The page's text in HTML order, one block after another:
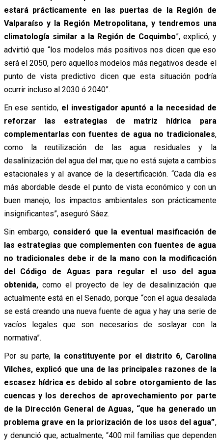
estará prácticamente en las puertas de la Región de
Valparaíso y la Región Metropolitana, y tendremos una
climatología similar a la Región de Coquimbo”, explicó, y
advirtió que “los modelos más positivos nos dicen que eso
será el 2050, pero aquellos modelos más negativos desde el
punto de vista predictivo dicen que esta situación podría
ocurrir incluso al 2030 ó 2040”.
En ese sentido, el investigador apuntó a la necesidad de
reforzar las estrategias de matriz hídrica para
complementarlas con fuentes de agua no tradicionales,
como la reutilización de las agua residuales y la
desalinización del agua del mar, que no está sujeta a cambios
estacionales y al avance de la desertificación. “Cada día es
más abordable desde el punto de vista económico y con un
buen manejo, los impactos ambientales son prácticamente
insignificantes”, aseguró Sáez.
Sin embargo, consideró que la eventual masificación de
las estrategias que complementen con fuentes de agua
no tradicionales debe ir de la mano con la modificación
del Código de Aguas para regular el uso del agua
obtenida,como el proyecto de ley de desalinización que
actualmente está en el Senado, porque “con el agua desalada
se está creando una nueva fuente de agua y hay una serie de
vacíos legales que son necesarios de soslayar con la
normativa”.
Por su parte, la constituyente por el distrito 6, Carolina
Vilches, explicó que una de las principales razones de la
escasez hídrica es debido al sobre otorgamiento de las
cuencas y los derechos de aprovechamiento por parte
de la Dirección General de Aguas, “que ha generado un
problema grave en la priorización de los usos del agua”,
y denunció que, actualmente, “400 mil familias que dependen